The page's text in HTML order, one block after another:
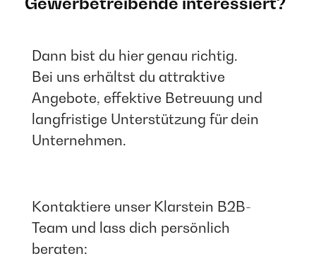
Dann bist du hier genau richtig.
Bei uns erhältst du attraktive
Angebote, effektive Betreuung und
langfristige Unterstützung für dein
Unternehmen.
Kontaktiere unser Klarstein B2B-
Team und lass dich persönlich
beraten: